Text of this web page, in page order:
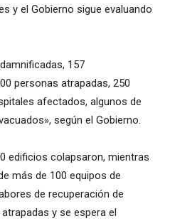
y el Gobierno sigue evaluando
157
personas atrapadas, 250
afectados, algunos de
según el Gobierno.
edificios colapsaron, mientras
más de 100 equipos de
de recuperación de
y se espera el